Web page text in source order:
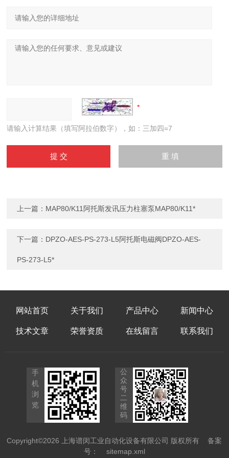
请输入计算结果（填写阿拉伯数字），如：三加四=7
上一篇： MAP80/K11阿托斯发讯压力柱塞泵MAP80/K11*
下一篇： DPZO-AES-PS-273-L5阿托斯电磁阀DPZO-AES-
PS-273-L5*
网站首页 关于我们 产品中心 新闻中心
技术文章 荣誉资质 在线留言 联系我们
手
机
浏
览
公
众
号
二
维
码
Copyright©2026 上海谱闵工业自动化设备有限公司 版权所有备案
号：
sitemap.xml